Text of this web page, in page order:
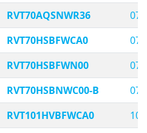
RVT70AQSNWR36
RVT70HSBFWCA0
RVT70HSBFWN00
RVT70HSBNWC00-B
RVT101HVBFWCA0